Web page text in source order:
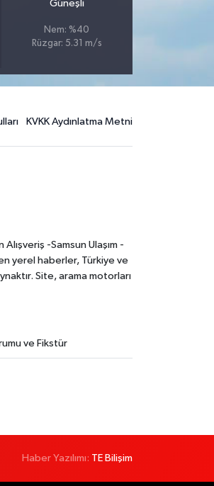
Güneşli
Nem: %40
Rüzgar: 5.31 m/s
KVKK Aydınlatma Metni
-Samsun Ulaşım -
yerel haberler, Türkiye ve
Site, arama motorları
ve Fikstür
Haber Yazılımı: TE Bilişim